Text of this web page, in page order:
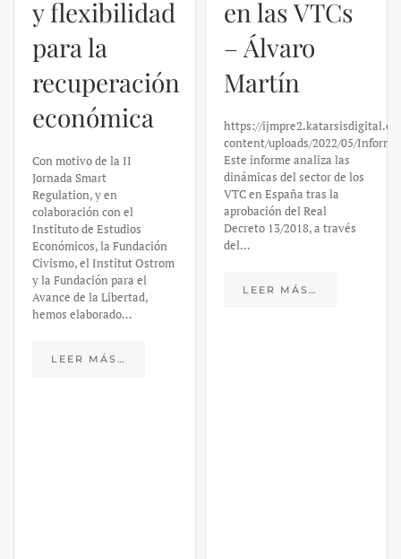
y flexibilidad
para la
recuperación
económica
Con motivo de la II
Jornada Smart
Regulation, y en
colaboración con el
Instituto de Estudios
Económicos, la Fundación
Civismo, el Institut Ostrom
y la Fundación para el
Avance de la Libertad,
hemos elaborado…
LEER MÁS…
en las VTCs
– Álvaro
Martín
https://
content/uploads/2022/05/
Este informe analiza las
dinámicas del sector de los
VTC en España tras la
aprobación del Real
Decreto 13/2018, a través
del…
LEER MÁS…